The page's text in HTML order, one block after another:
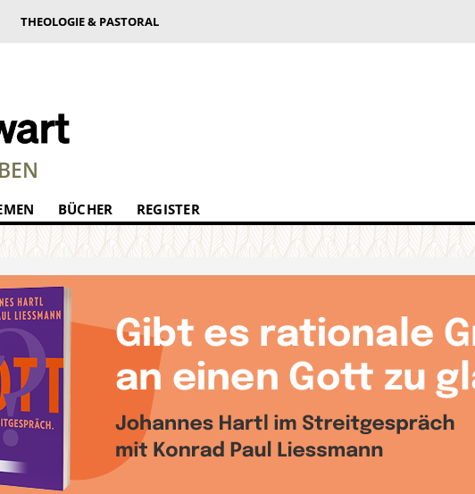
THEOLOGIE & PASTORAL
BÜCHER REGISTER